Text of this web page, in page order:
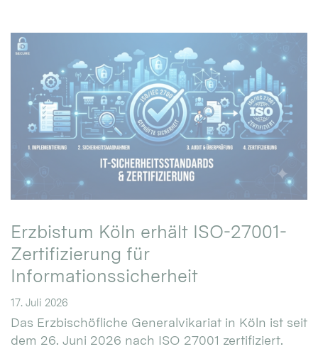
Erzbistum Köln erhält ISO-27001-
Zertifizierung für
Informationssicherheit
17. Juli 2026
Das Erzbischöfliche Generalvikariat in Köln ist seit
dem 26. Juni 2026 nach ISO 27001 zertifiziert.